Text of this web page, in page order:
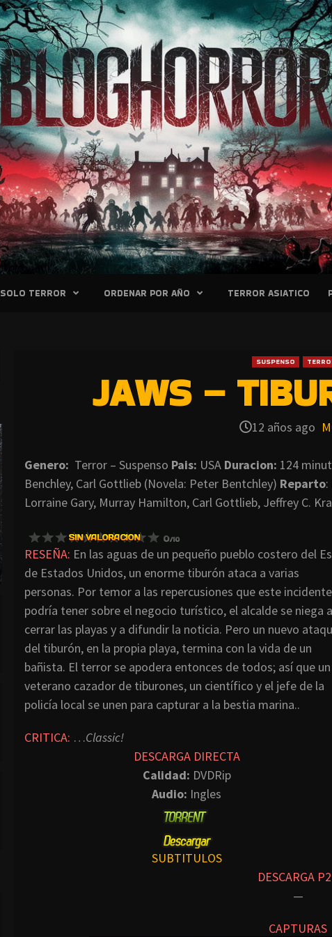
SOLO TERROR ORDENAR POR AÑO TERROR ASIATICO
SUSPENSO
JAWS –
12 años ago
Genero: Terror – Suspenso Pais: USA Duracion: 124
Benchley, Carl Gottlieb (Novela: Peter Bentchley) Reparto
Lorraine Gary, Murray Hamilton, Carl Gottlieb, Jeffrey C.
RESEÑA: En las aguas de un pequeño pueblo costero del
de Estados Unidos, un enorme tiburón ataca a varias
personas. Por temor a las repercusiones que este incidente
podría tener sobre el negocio turístico, el alcalde se niega a
cerrar las playas y a difundir la noticia. Pero un nuevo
del tiburón, en la propia playa, termina con la vida de un
bañista. El terror se apodera entonces de todos; así que un
veterano cazador de tiburones, un científico y el jefe de la
policía local se unen para capturar a la bestia marina..
CRITICA: …Classic!
DESCARGA DIRECTA
Calidad: DVDRip
Audio: Ingles
SUBTITULOS
DESCARGA
—
CAPTURAS